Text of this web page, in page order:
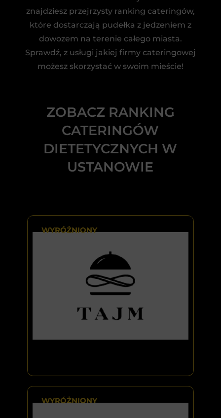
znajdziesz przejrzysty ranking cateringów,
które dostarczają pudełka z jedzeniem z
dowozem na terenie całego miasta.
Sprawdź, z usługi jakiej firmy cateringowej
możesz skorzystać w swoim mieście!
ZOBACZ RANKING
CATERINGÓW
DIETETYCZNYCH W
USTANOWIE
WYRÓŻNIONY
WYRÓŻNIONY